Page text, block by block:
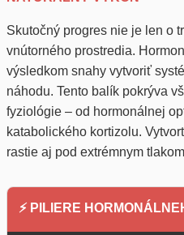
Skutočný progres nie je len o
vnútorného prostredia.
výsledkom snahy vytvoriť
náhodu. Tento balík pokrýva
fyziológie – od hormonálnej
katabolického kortizolu.
rastie aj pod extrémnym
⚡ PILIERE